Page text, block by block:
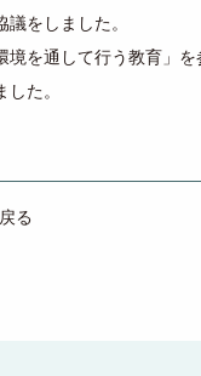
議をしました。
境を通して行う教育」
た。
る